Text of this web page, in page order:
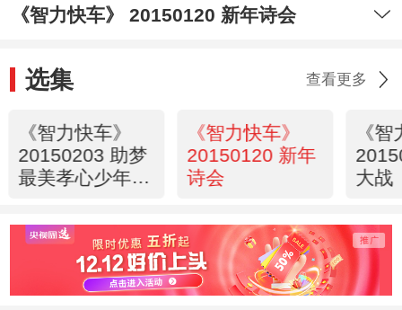
《智力快车》 20150120 新年诗会
选集 查看更多
《智力快车》
20150203 助梦
最美孝心少年
行动
《智力快车》
20150120 新年
诗会
《
大战